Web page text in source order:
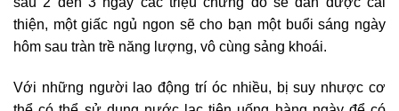
thiện, một giấc ngủ ngon sẽ cho bạn một buổi sáng ngày
hôm sau tràn trề năng lượng, vô cùng sảng khoái.
Với những người lao động trí óc nhiều, bị suy nhược cơ